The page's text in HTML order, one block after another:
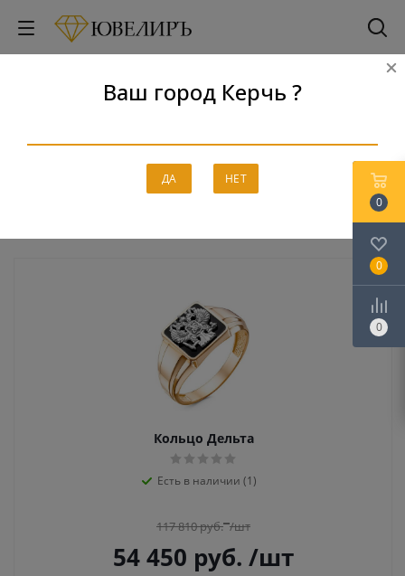
Ваш город Керчь ?
ДА НЕТ
Кольца мужские
Главная - Каталог - Золото - Кольца мужские
Кольцо Дельта
Есть в наличии (1)
117 810руб. /шт
54 450 руб. /шт
0
0
0